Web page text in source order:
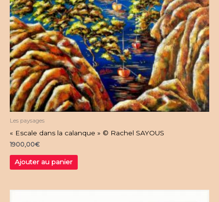
Les paysages
« Escale dans la calanque » © Rachel SAYOUS
1900,00€
Ajouter au panier